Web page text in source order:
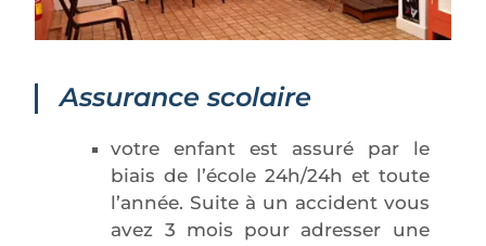
Assurance scolaire
votre enfant est assuré par le
biais de l’école 24h/24h et toute
l’année. Suite à un accident vous
avez 3 mois pour adresser une